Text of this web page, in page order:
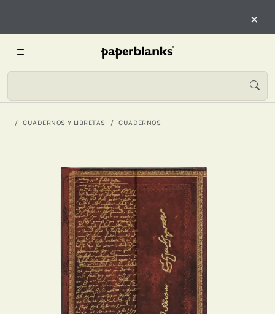
×
CUADERNOS Y LIBRETAS CUADERNOS